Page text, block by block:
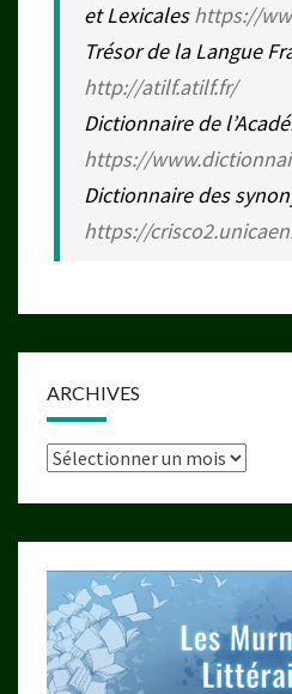
et Lexicaleshttps://
Trésor de la Langue
http://atilf.atilf.fr/
Dictionnaire de
https://
Dictionnaire des
https://
ARCHIVES
Archives